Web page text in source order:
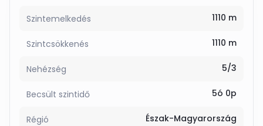
Szintemelkedés 1110 m
Szintcsökkenés 1110 m
Nehézség 5/3
Becsült szintidő 5ó 0p
Régió Észak-Magyarország